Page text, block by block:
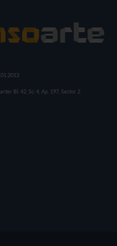
Bl. 42, Sc. 4, Ap. 197, Sector 2